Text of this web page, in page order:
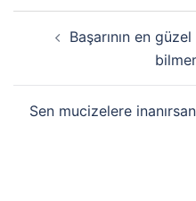
dolaşımıBaşarının en
Sen mucizelere